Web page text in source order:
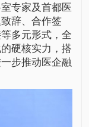
专家及首都医
辞、合作签
多元形式，全
硬核实力，搭
步推动医企融